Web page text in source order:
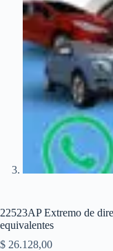
22523AP Extremo de
equivalentes
$ 26.128,00